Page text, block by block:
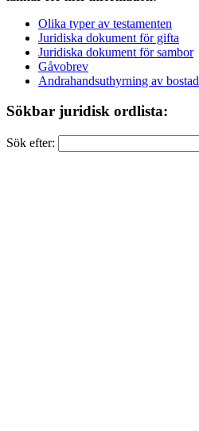
Olika typer av testamenten
Juridiska dokument för gifta
Juridiska dokument för sambor
Gåvobrev
Andrahandsuthyrning av bostad
Sökbar juridisk ordlista:
Sök efter: